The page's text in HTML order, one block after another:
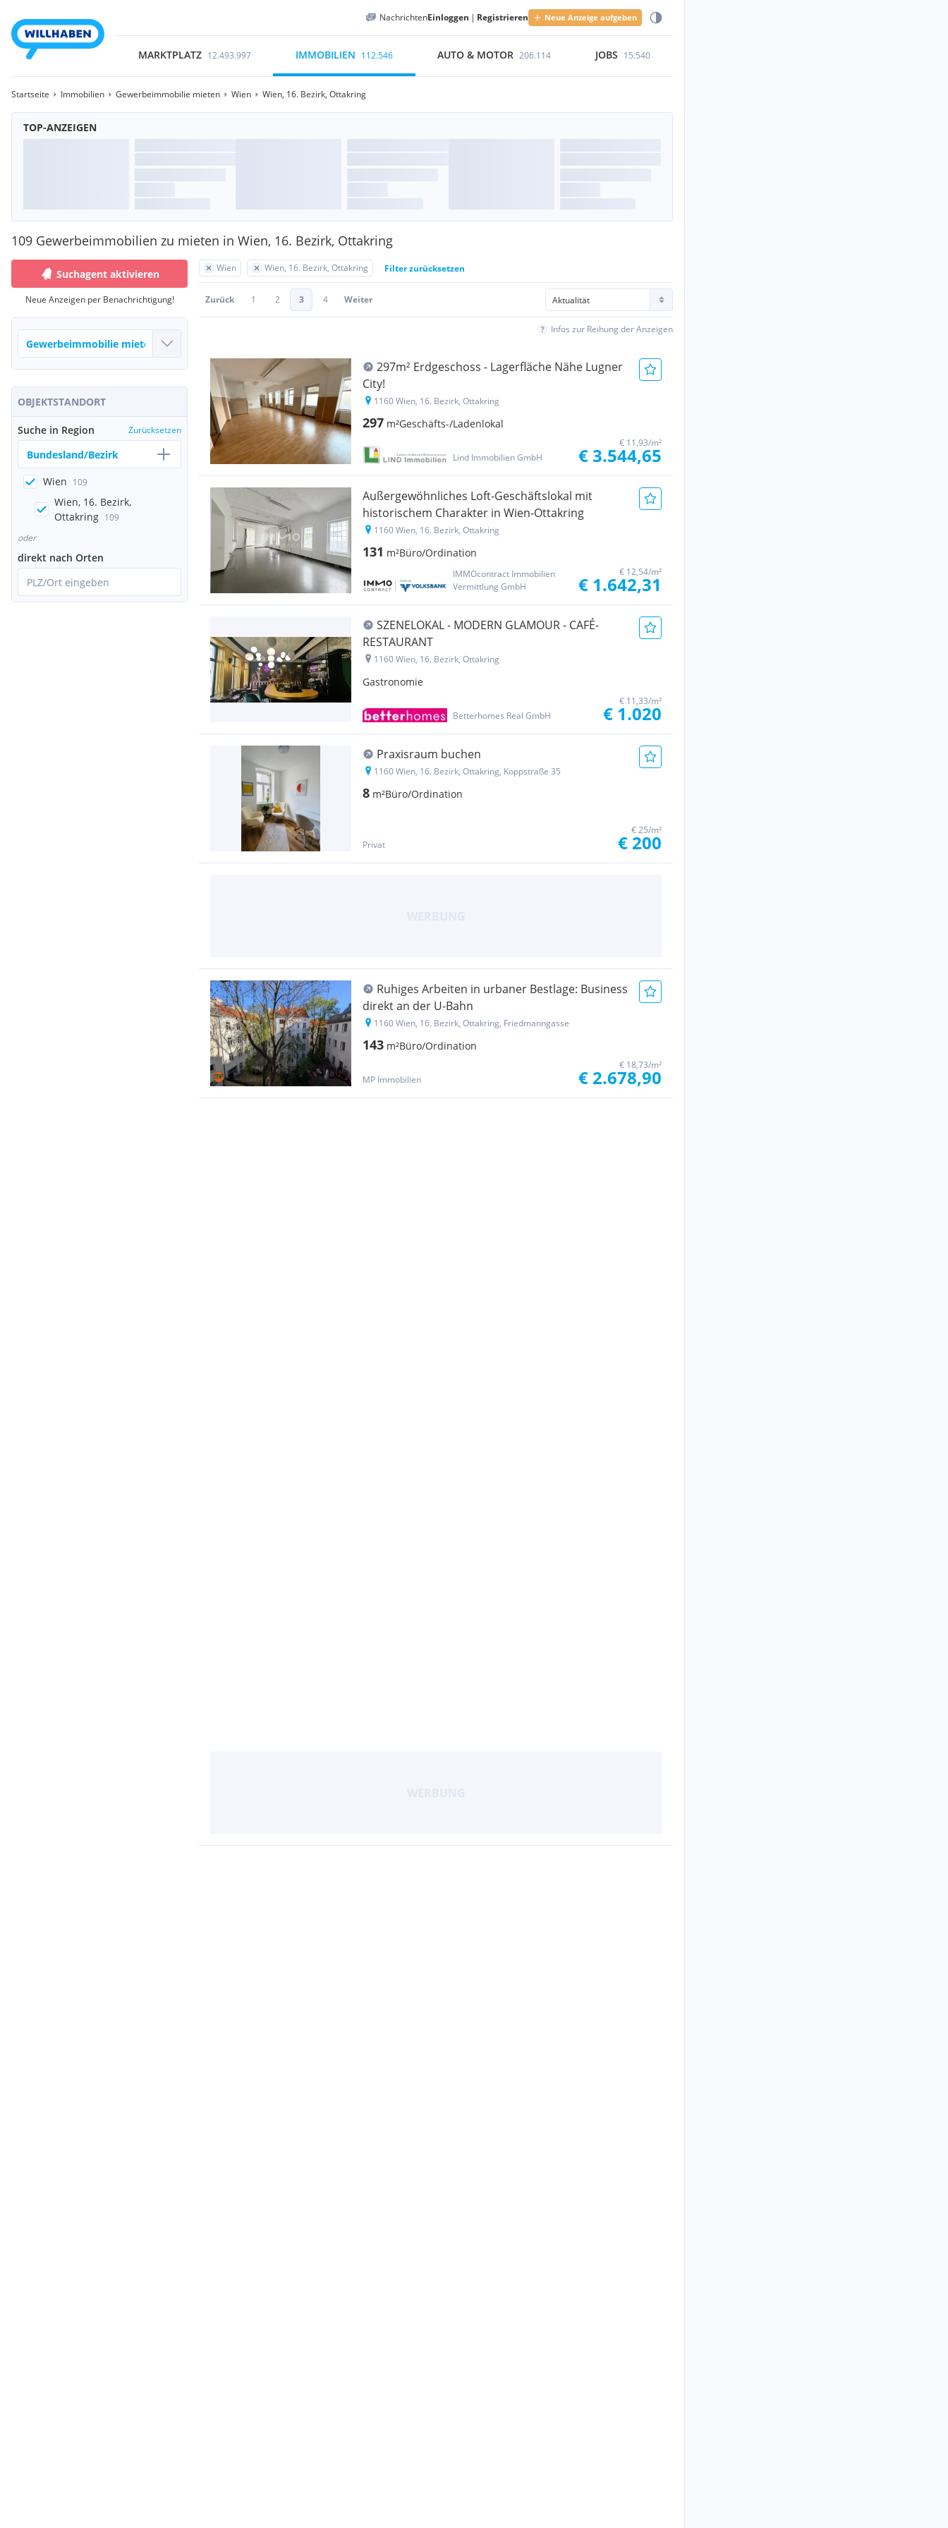
NachrichtenEinloggen | Registrieren Neue Anzeige aufgeben
MARKTPLATZ 12.493.997 IMMOBILIEN 112.546 AUTO & MOTOR 206.114 JOBS 15.540
Startseite Immobilien Gewerbeimmobilie mieten Wien Wien, 16. Bezirk, Ottakring
TOP-ANZEIGEN
109 Gewerbeimmobilien zu mieten in Wien, 16. Bezirk, Ottakring
Suchagent aktivieren
Neue Anzeigen per Benachrichtigung!
OBJEKTSTANDORT
Suche in Region Zurücksetzen
Bundesland/Bezirk
Wien 109
Wien, 16. Bezirk,
Ottakring 109
oder
direkt nach Orten
PLZ/Ort eingeben
Wien Wien, 16. Bezirk, Ottakring Filter zurücksetzen
Zurück 1 2 3 4 Weiter
Infos zur Reihung der Anzeigen
297m² Erdgeschoss - Lagerfläche Nähe Lugner
City!
1160 Wien, 16. Bezirk, Ottakring
297 m²Geschäfts-/Ladenlokal
Lind Immobilien GmbH
€ 11,93/m²
€ 3.544,65
Außergewöhnliches Loft-Geschäftslokal mit
historischem Charakter in Wien-Ottakring
1160 Wien, 16. Bezirk, Ottakring
131 m²Büro/Ordination
IMMOcontract Immobilien
Vermittlung GmbH
€ 12,54/m²
€ 1.642,31
SZENELOKAL - MODERN GLAMOUR - CAFÉ-
RESTAURANT
1160 Wien, 16. Bezirk, Ottakring
Gastronomie
Betterhomes Real GmbH
€ 11,33/m²
€ 1.020
Praxisraum buchen
1160 Wien, 16. Bezirk, Ottakring, Koppstraße 35
8 m²Büro/Ordination
Privat
€ 25/m²
€ 200
Ruhiges Arbeiten in urbaner Bestlage: Business
direkt an der U-Bahn
1160 Wien, 16. Bezirk, Ottakring, Friedmanngasse
143 m²Büro/Ordination
MP Immobilien
€ 18,73/m²
€ 2.678,90